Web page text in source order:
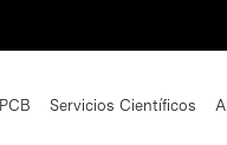
PCB Servicios Científicos